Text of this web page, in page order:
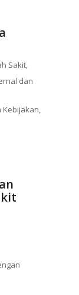
Sakit,
dan
Kebijakan,